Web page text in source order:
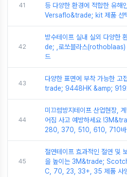
41
등 다양한 환경에 적합한 유
Versaflo&trade; kit 제품 선
42
방수테이프 실내 실외 다양한
de; ,로쏘블라스(rothoblaas)
드
43
다양한 표면에 부착 가능한 고
trade; 9448HK &amp; 9192
44
미끄럼방지테이프 산업현장,
어짐 사고 예방하세요
280, 370, 510, 610, 710바
45
절연테이프 효과적인 절연 및
을 높이는 3M&trade;
C, 70, 23, 33+, 35 제품 사